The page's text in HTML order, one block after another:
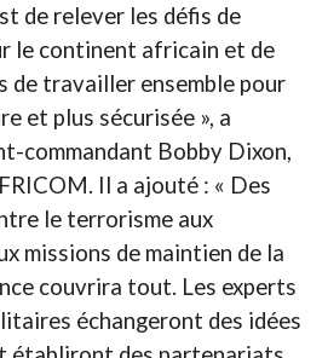
de relever les défis de
le continent africain et de
de travailler ensemble pour
et plus sécurisée », a
commandant Bobby Dixon,
Il a ajouté : « Des
le terrorisme aux
missions de maintien de la
couvrira tout. Les experts
échangeront des idées